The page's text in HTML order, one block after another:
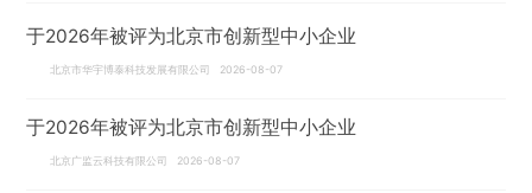
于2026年被评为北京市创新型中小企业
北京市华宇博泰科技发展有限公司 2026-08-07
于2026年被评为北京市创新型中小企业
北京广监云科技有限公司 2026-08-07